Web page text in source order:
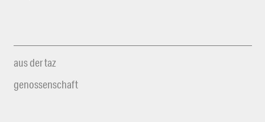
aus der taz
genossenschaft